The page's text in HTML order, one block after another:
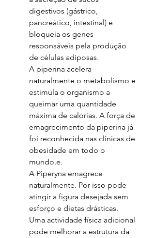
digestivos (gástrico,
pancreático, intestinal) e
bloqueia os genes
responsáveis pela produção
de células adiposas.
A piperina acelera
naturalmente o metabolismo e
estimula o organismo a
queimar uma quantidade
máxima de calorias. A força de
emagrecimento da piperina já
foi reconhecida nas clínicas de
obesidade em todo o
mundo.e.
A Piperyna emagrece
naturalmente. Por isso pode
atingir a figura desejada sem
esforço e dietas drásticas.
Uma actividade física adicional
pode melhorar a estrutura da